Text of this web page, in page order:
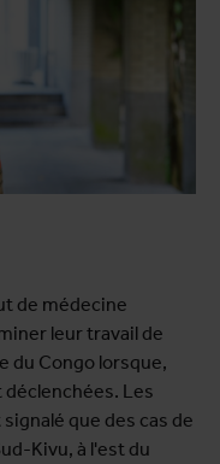
de médecine
leur travail de
du Congo lorsque,
Les
que des cas de
Kivu, à l'est du